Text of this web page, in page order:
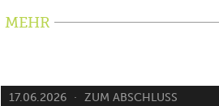
MEHR
17.06.2026 ZUM ABSCHLUSS